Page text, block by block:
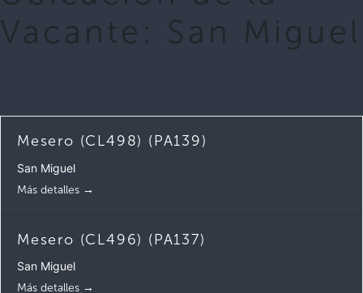
Vacante: San Miguel
Mesero (CL498) (PA139)
San Miguel
Más detalles
Mesero (CL496) (PA137)
San Miguel
Más detalles